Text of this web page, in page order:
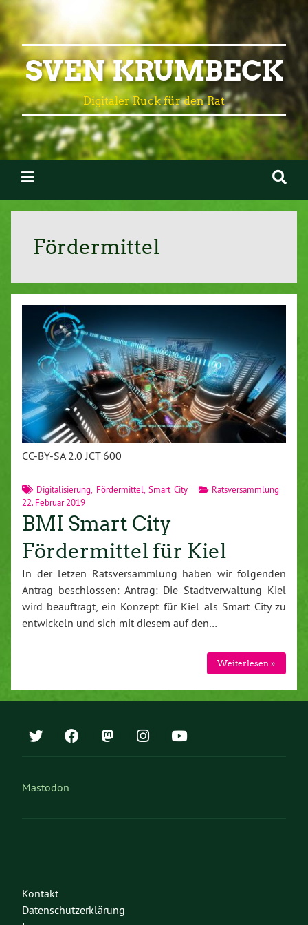
SVEN KRUMBECK
Digitaler Ruck für den Rat
Fördermittel
CC-BY-SA 2.0 JCT 600
Digitalisierung Fördermittel ,Smart City
Ratsversammlung
22. Februar 2019
BMI Smart City
Fördermittel für Kiel
In der letzen Ratsversammlung haben wir folgenden
Antrag beschlossen: Antrag: Die Stadtverwaltung Kiel
wird beauftragt, ein Konzept für Kiel als Smart City zu
entwickeln und sich mit diesem auf den…
Weiterlesen »
Mastodon
Kontakt
Datenschutzerklärung